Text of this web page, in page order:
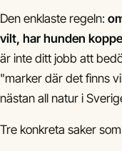
Den enklaste regeln:
vilt, har hunden
är inte ditt jobb att
"marker där det finns
nästan all natur i
Tre konkreta saker